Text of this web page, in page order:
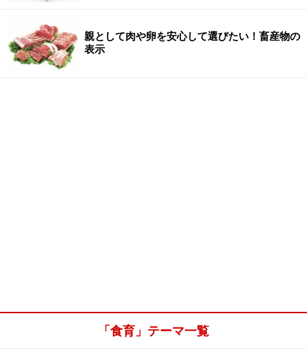
親として肉や卵を安心して選びたい！畜産物の
表示
「食育」テーマ一覧